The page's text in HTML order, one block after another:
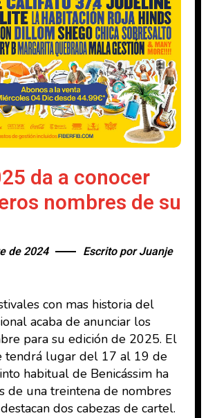
da a conocer
nombres de su
de 2024 Escrito porJuanje
con mas historia del
acaba de anunciar los
para su edición de 2025. El
tendrá lugar del 17 al 19 de
habitual de Benicássim ha
de una treintena de nombres
dos cabezas de cartel.